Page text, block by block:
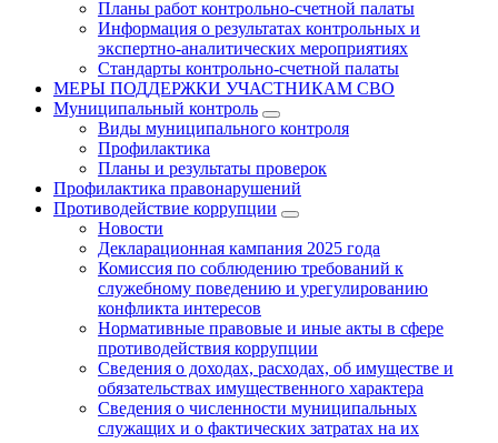
Планы работ контрольно-счетной палаты
Информация о результатах контрольных и
экспертно-аналитических мероприятиях
Стандарты контрольно-счетной палаты
МЕРЫ ПОДДЕРЖКИ УЧАСТНИКАМ СВО
Муниципальный контроль
Виды муниципального контроля
Профилактика
Планы и результаты проверок
Профилактика правонарушений
Противодействие коррупции
Новости
Декларационная кампания 2025 года
Комиссия по соблюдению требований к
служебному поведению и урегулированию
конфликта интересов
Нормативные правовые и иные акты в сфере
противодействия коррупции
Сведения о доходах, расходах, об имуществе и
обязательствах имущественного характера
Сведения о численности муниципальных
служащих и о фактических затратах на их